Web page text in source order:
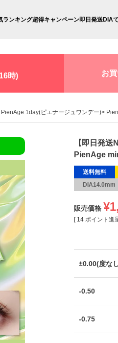
ランキング超得キャンペーン即日発送DIA
時) お
PienAge 1day(ピエナージュワンデー)
【即日発送
PienAge
送料無料
DIA14.0mm
販売価格 ¥
[ 14 ポイント進
±0.00(度な
-0.50
-0.75